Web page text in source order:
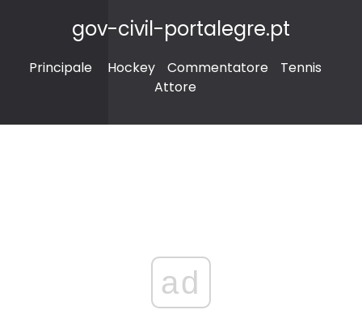
gov-civil-portalegre.pt
Principale Hockey Commentatore
Tennis
Attore
ad